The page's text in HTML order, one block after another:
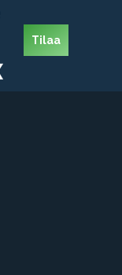
Tilaa